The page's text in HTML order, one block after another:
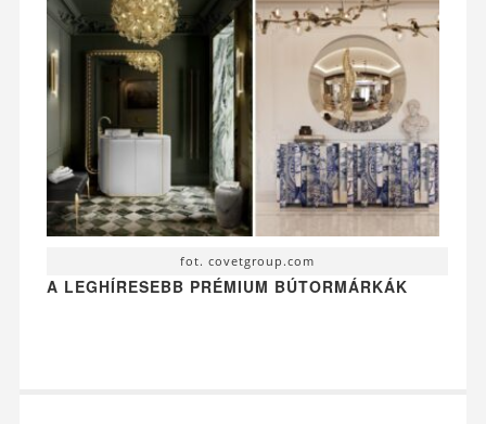
fot. covetgroup.com
A LEGHÍRESEBB PRÉMIUM BÚTORMÁRKÁK